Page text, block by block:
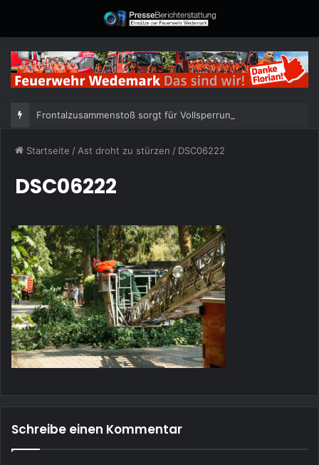
Frontalzusammenstoß sorgt für Vollsperrung
Startseite /Ast droht zu stürzen / DSC06222
DSC06222
Schreibe einen Kommentar